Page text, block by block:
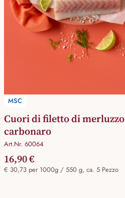
MSC
Cuori di filetto di merluzzo
carbonaro
Art.Nr. 60064
16,90 €
€ 30,73 per 1000g / 550 g, ca. 5 Pezzo